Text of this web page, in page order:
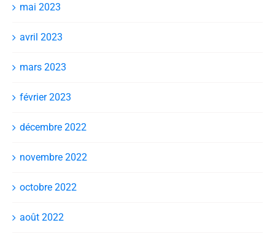
mai 2023
avril 2023
mars 2023
février 2023
décembre 2022
novembre 2022
octobre 2022
août 2022